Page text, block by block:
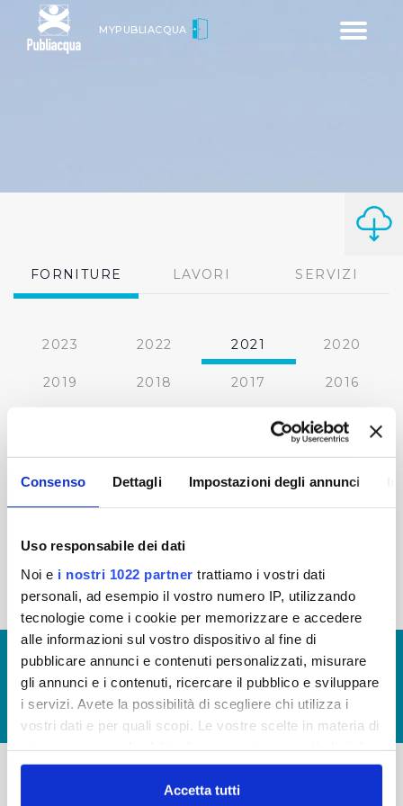
Consenso Dettagli Impostazioni degli annunci
Uso responsabile dei dati
Noi e i nostri 1022 partner trattiamo i vostri dati
personali, ad esempio il vostro numero IP, utilizzando
tecnologie come i cookie per memorizzare e accedere
alle informazioni sul vostro dispositivo al fine di
pubblicare annunci e contenuti personalizzati, misurare
gli annunci e i contenuti, ricercare il pubblico e sviluppare
i servizi. Avete la possibilità di scegliere chi utilizza i
vostri dati e per quali scopi. Le vostre scelte in materia di
in cui avete effettuato le vostre scelte. È possibile
modificare o revocare il proprio consenso in qualsiasi
Accetta tutti
Toggle
MYPUBLIACQUA
FORNITURE LAVORI SERVIZI
2023 2022 2021 2020
2019 2018 2017 2016
2012
2011 2010 2009 2008
« prima ‹ precedente 4
© Copyright 2017 - 2026
GLOSSARIO
GIUDICA IL SERVIZIO
LAVORA CON NOI